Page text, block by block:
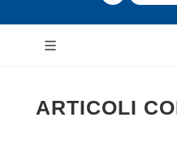
ARTICOLI